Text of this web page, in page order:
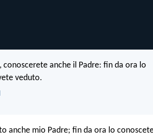
conoscerete anche il Padre: fin da ora lo
veduto.
anche mio Padre; fin da ora lo